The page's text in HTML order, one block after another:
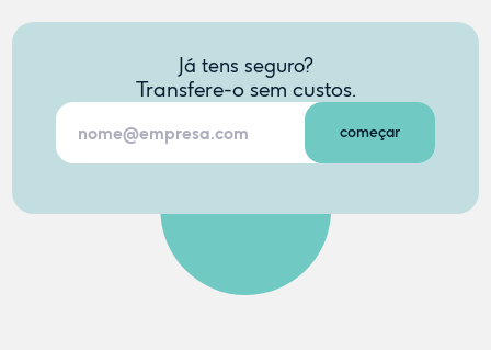
Já tens seguro?
Transfere-o sem custos.